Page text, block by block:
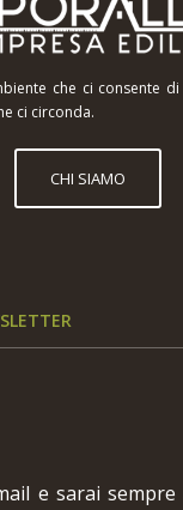
che ci consente
ci circonda.
CHI SIAMO
e sarai